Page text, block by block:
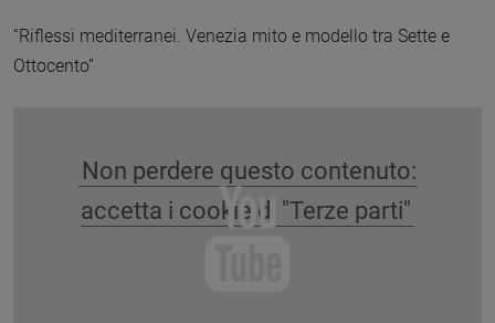
“Riflessi mediterranei. Venezia mito e modello tra Sette e
Ottocento”
Non perdere questo contenuto:
accetta i cookie di "Terze parti"